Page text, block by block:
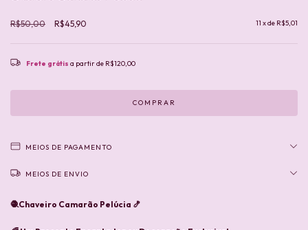
R$50,00 R$45,90 11 x de R$5,01
Frete grátis a partir de R$120,00
MEIOS DE PAGAMENTO
MEIOS DE ENVIO
🧶Chaveiro Camarão Pelúcia 🍤